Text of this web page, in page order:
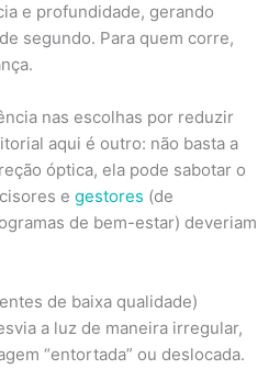
e profundidade, gerando
segundo. Para quem corre,
nas escolhas por reduzir
aqui é outro: não basta a
óptica, ela pode sabotar o
egestores (de
de bem-estar) deveriam
de baixa qualidade)
a luz de maneira irregular,
“entortada” ou deslocada.